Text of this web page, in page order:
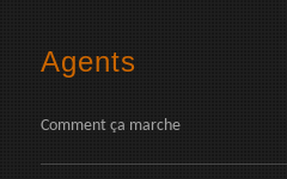
Agents
Comment ça marche